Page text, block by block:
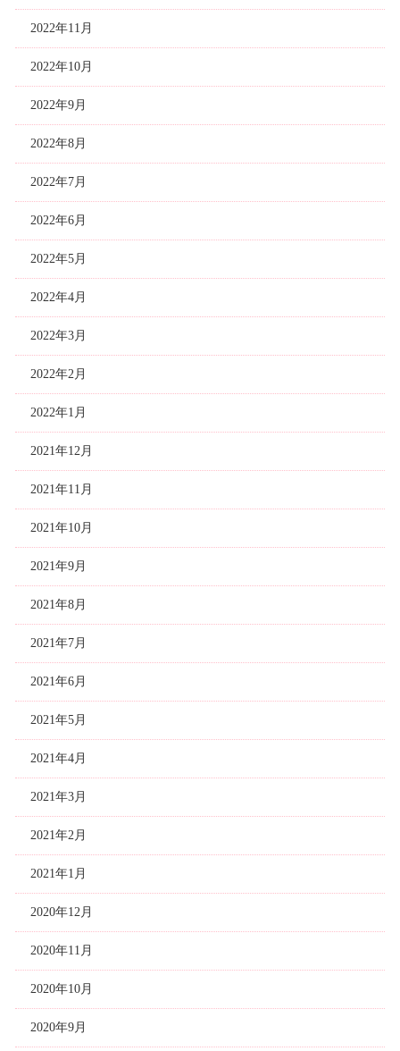
2022年11月
2022年10月
2022年9月
2022年8月
2022年7月
2022年6月
2022年5月
2022年4月
2022年3月
2022年2月
2022年1月
2021年12月
2021年11月
2021年10月
2021年9月
2021年8月
2021年7月
2021年6月
2021年5月
2021年4月
2021年3月
2021年2月
2021年1月
2020年12月
2020年11月
2020年10月
2020年9月